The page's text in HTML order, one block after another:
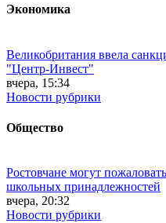
Экономика
Великобритания ввела
"Центр-Инвест"
вчера, 15:34
Новости рубрики
Общество
Ростовчане могут
школьных принадлежностей
вчера, 20:32
Новости рубрики